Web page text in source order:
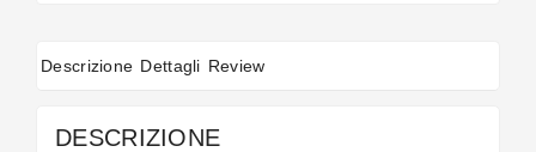
Descrizione Dettagli Review
DESCRIZIONE